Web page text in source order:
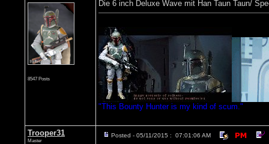
8547 Posts
Die 6 inch Deluxe Wave mit Han Taun Taun/
"This Bounty Hunter is my kind of scum."
Trooper31
Master
Posted - 05/11/2015 : 07:01:06 AM